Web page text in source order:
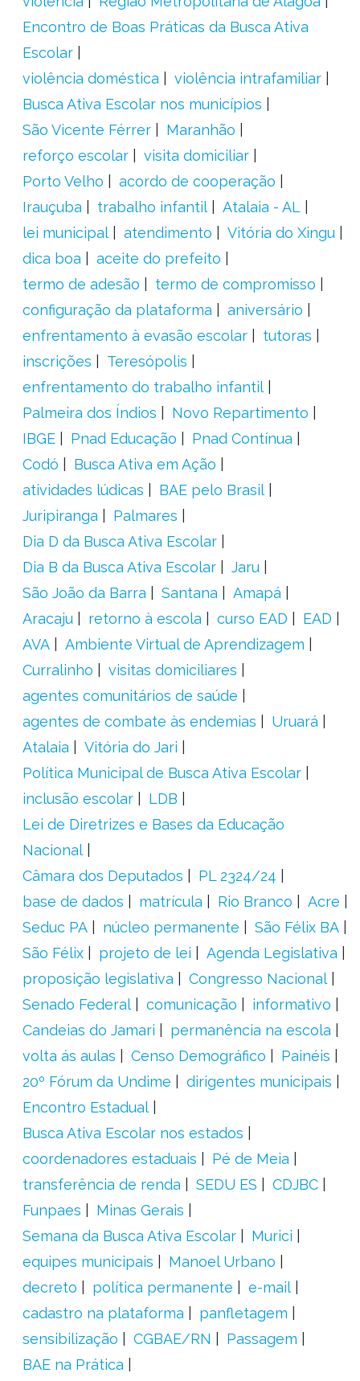
Encontro de Boas Práticas da Busca Ativa
Escolar
violência doméstica
violência intrafamiliar
Busca Ativa Escolar nos municípios
São Vicente Férrer
Maranhão
reforço escolar
visita domiciliar
Porto Velho
acordo de cooperação
Irauçuba
trabalho infantil
Atalaia - AL
lei municipal
atendimento
Vitória do Xingu
dica boa
aceite do prefeito
termo de adesão
termo de compromisso
configuração da plataforma
aniversário
enfrentamento à evasão escolar
tutoras
inscrições
Teresópolis
enfrentamento do trabalho infantil
Palmeira dos Índios
Novo Repartimento
IBGE
Pnad Educação
Pnad Contínua
Codó
Busca Ativa em Ação
atividades lúdicas
BAE pelo Brasil
Juripiranga
Palmares
Dia D da Busca Ativa Escolar
Dia B da Busca Ativa Escolar
Jaru
São João da Barra
Santana
Amapá
Aracaju
retorno à escola curso EAD
EAD
AVA
Ambiente Virtual de Aprendizagem
Curralinho
visitas domiciliares
agentes comunitários de saúde
agentes de combate às endemias
Uruará
Atalaia
Vitória do Jari
Política Municipal de Busca Ativa Escolar
inclusão escolar
LDB
Lei de Diretrizes e Bases da Educação
Nacional
Câmara dos Deputados
PL 2324/24
base de dados
matrícula Rio Branco
Acre
Seduc PA
núcleo permanente
São Félix BA
São Félix
projeto de lei
Agenda Legislativa
proposição legislativa
Congresso Nacional
Senado Federal
comunicação
informativo
Candeias do Jamari
permanência na escola
volta ás aulas
Censo Demográfico
Painéis
20º Fórum da Undime
dirigentes municipais
Encontro Estadual
Busca Ativa Escolar nos estados
coordenadores estaduais
Pé de Meia
transferência de renda
SEDU ES
CDJBC
Funpaes
Minas Gerais
Semana da Busca Ativa Escolar
Murici
equipes municipais
Manoel Urbano
decreto
política permanente
e-mail
cadastro na plataforma
panfletagem
sensibilização
CGBAE/RN
Passagem
BAE na Prática